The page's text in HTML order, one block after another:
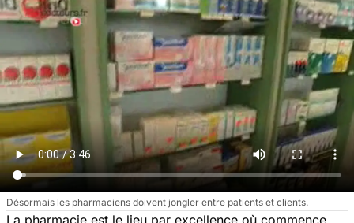
Désormais les pharmaciens doivent jongler entre patients et clients.
La pharmacie est le lieu par excellence où commence